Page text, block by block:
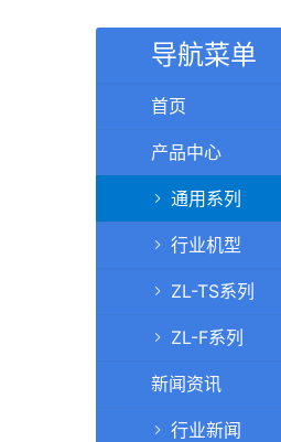
导航菜单
首页
产品中心
通用系列
行业机型
ZL-TS系列
ZL-F系列
新闻资讯
行业新闻